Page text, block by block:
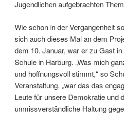
Jugendlichen aufgebrachten
Wie schon in der Vergangenheit
sich auch dieses Mal an dem
dem 10. Januar, war er zu Gast
Schule in Harburg. „Was mich
und hoffnungsvoll stimmt,“ so
Veranstaltung, „war das das
Leute für unsere Demokratie und
unmissverständliche Haltung